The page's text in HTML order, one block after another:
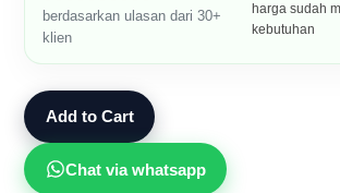
berdasarkan ulasan dari 30+
klien
harga sudah
kebutuhan
Add to Cart
Chat via whatsapp